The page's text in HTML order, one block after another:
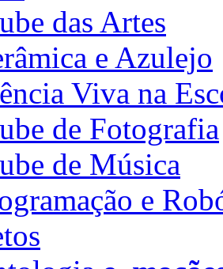
das Artes
e Azulejo
Viva na
de Fotografia
de Música
e